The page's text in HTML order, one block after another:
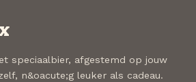
speciaalbier, afgestemd op jouw
n&oacute;g leuker als cadeau.